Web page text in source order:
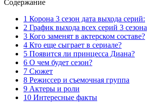
Содержание
1 Корона 3 сезон дата выхода серий:
2 График выхода всех серий 3 сезона
3 Кого заменят в актерском составе?
4 Кто еще сыграет в сериале?
5 Появится ли принцесса Диана?
6 О чем будет сезон?
7 Сюжет
8 Режиссер и съемочная группа
9 Актеры и роли
10 Интересные факты